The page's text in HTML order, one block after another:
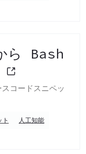
Bash
コードスニペッ
ト
人工知能